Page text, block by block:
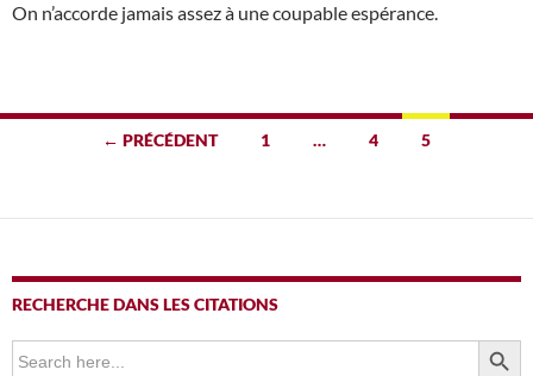
On n’accorde jamais assez à une coupable espérance.
Navigation
articles
← PRÉCÉDENT 1 … 4 5
RECHERCHE DANS LES CITATIONS
Search
for:
SEARCH